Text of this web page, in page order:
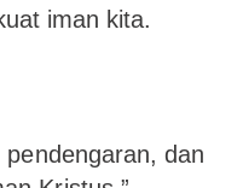
iman kita.
dan